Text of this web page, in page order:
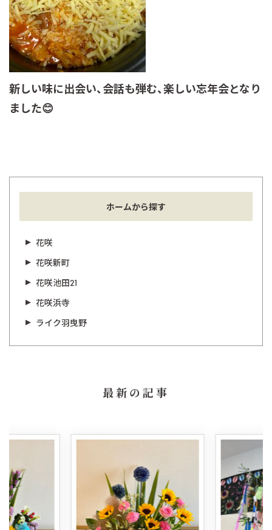
新しい味に出会い、会話も弾む、楽しい忘年会となり
ました😊
ホームから探す
花咲
花咲新町
花咲池田21
花咲浜寺
ライク羽曳野
最新の記事